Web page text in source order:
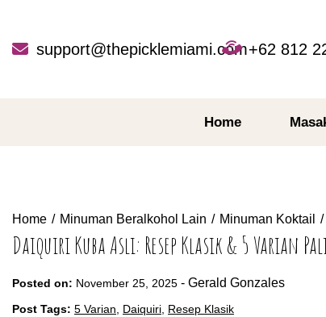
contentsupport@thepicklemiami.com+62 812
Home
Home Minuman Beralkohol Lain Minuman Koktail
Daiquiri Kuba Asli: Resep Klasik & 5 Varian
Posted on: November 25, 2025 - Gerald Gonzales
Post Tags: 5 Varian, Daiquiri, Resep Klasik